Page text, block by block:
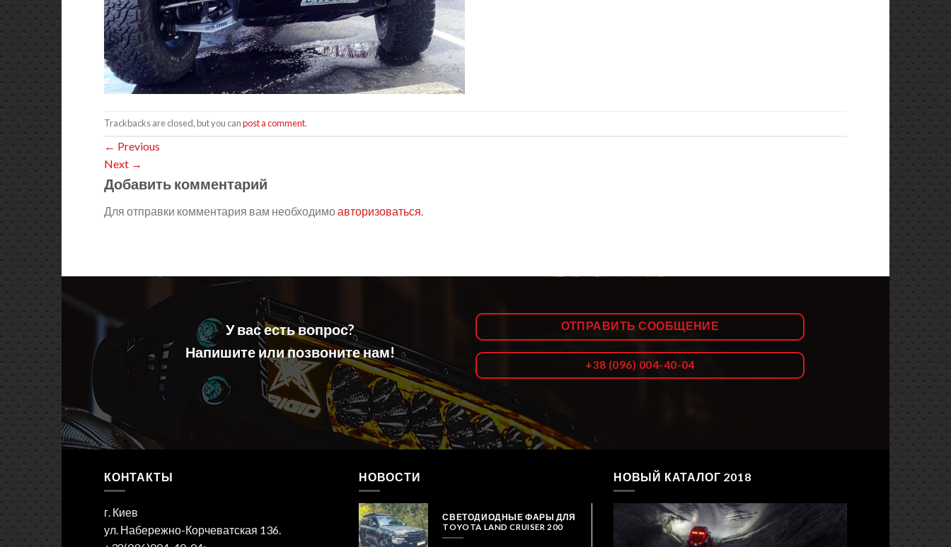
Trackbacks are closed, but you canpost a comment.
← Previous
Next →
Добавить комментарий
Для отправки комментария вам необходимоавторизоваться
У вас есть вопрос?
Напишите или позвоните нам!
ОТПРАВИТЬ СООБЩЕНИЕ
+38 (096) 004-40-04
КОНТАКТЫ
г. Киев
ул. Набережно-Корчеватская 136.
НОВОСТИ
СВЕТОДИОДНЫЕ ФАРЫ ДЛЯ
TOYOTA LAND CRUISER 200
НОВЫЙ КАТАЛОГ 2018